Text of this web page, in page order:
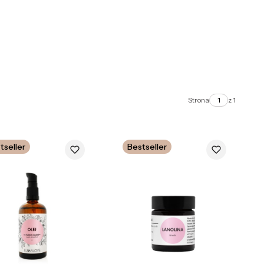
Strona z 1
Bestseller